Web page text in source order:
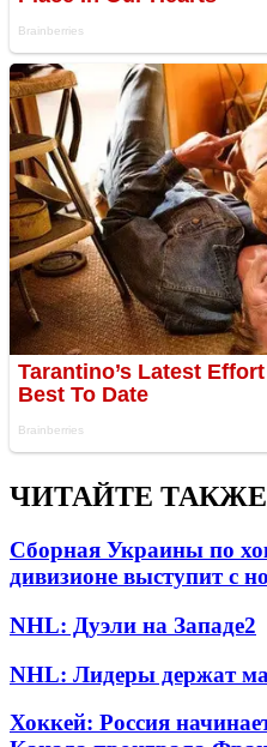
ЧИТАЙТЕ ТАКЖЕ
Сборная Украины по
дивизионе выступит с
NHL: Дуэли на Западе2
NHL: Лидеры держат
Хоккей: Россия